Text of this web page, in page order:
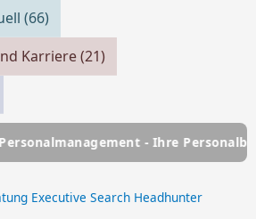
(66)
Karriere(21)
- Ihre Personalberatung